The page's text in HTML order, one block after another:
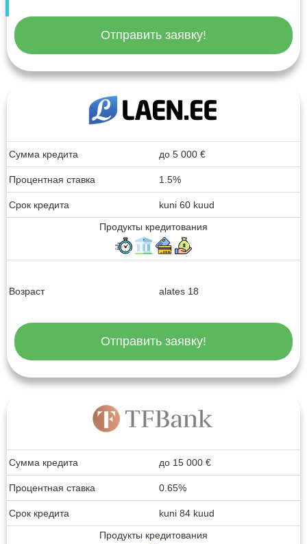
Отправить заявку!
Сумма кредита до 5 000 €
Процентная ставка 1.5%
Срок кредита
kuni 60 kuud
Продукты кредитования
Возраст alates 18
Отправить заявку!
Сумма кредита до 15 000 €
Процентная ставка 0.65%
Срок кредита
kuni 84 kuud
Продукты кредитования